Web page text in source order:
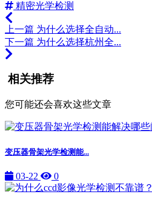
精密光学检测
上一篇 为什么选择全自动...
下一篇 为什么选择杭州全...
相关推荐
您可能还会喜欢这些文章
变压器骨架光学检测能...
03-22 0